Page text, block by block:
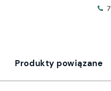
Produkty powiązane